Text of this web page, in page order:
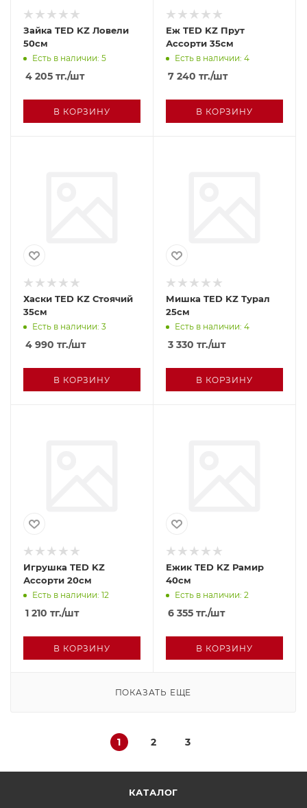
Зайка TED KZ Ловели
50см
Есть в наличии: 5
4 205 тг./шт
В КОРЗИНУ
Еж TED KZ Прут
Ассорти 35см
Есть в наличии: 4
7 240 тг./шт
В КОРЗИНУ
Хаски TED KZ Стоячий
35см
Есть в наличии: 3
4 990 тг./шт
В КОРЗИНУ
Мишка TED KZ Турал
25см
Есть в наличии: 4
3 330 тг./шт
В КОРЗИНУ
Игрушка TED KZ
Ассорти 20см
Есть в наличии: 12
1 210 тг./шт
В КОРЗИНУ
Ежик TED KZ Рамир
40см
Есть в наличии: 2
6 355 тг./шт
В КОРЗИНУ
ПОКАЗАТЬ ЕЩЕ
1 2 3
КАТАЛОГ